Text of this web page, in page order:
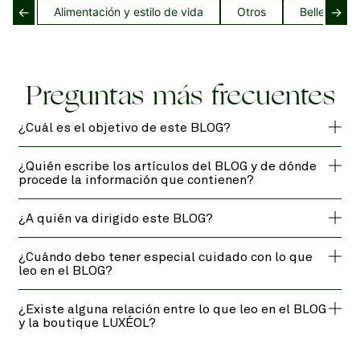
← Alimentación y estilo de vida Otros Belleza
→
Preguntas más frecuentes
¿Cuál es el objetivo de este BLOG?
¿Quién escribe los artículos del BLOG y de dónde
procede la información que contienen?
¿A quién va dirigido este BLOG?
¿Cuándo debo tener especial cuidado con lo que
leo en el BLOG?
¿Existe alguna relación entre lo que leo en el BLOG
y la boutique LUXÉOL?